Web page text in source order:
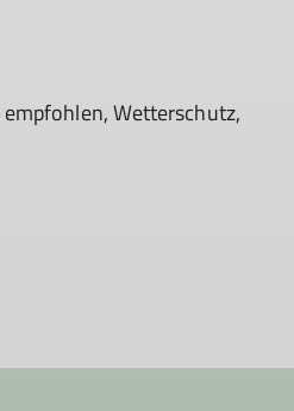
Wetterschutz,